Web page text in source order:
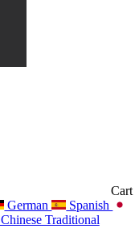
Cart
German
Spanish
Chinese Traditional